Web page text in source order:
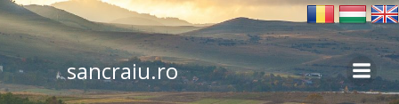
Skip
to
content
sancraiu.ro